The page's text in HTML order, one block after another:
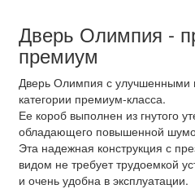
Дверь Олимпия -
премиум
Дверь Олимпия с улучшенными
категории премиум-класса.
Ее короб выполнен из гнутого
обладающего повышенной
Эта надежная конструкция с
видом не требует трудоемкой
и очень удобна в эксплуатации.